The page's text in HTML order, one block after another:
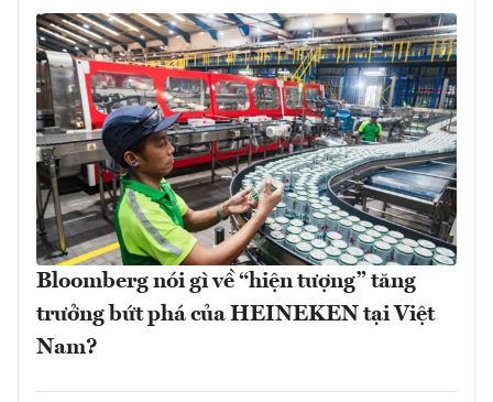
Bloomberg nói gì về “hiện tượng” tăng
trưởng bứt phá của HEINEKEN tại Việt
Nam?